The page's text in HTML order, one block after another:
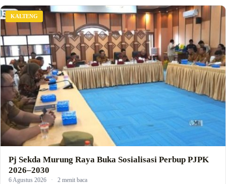
KALTENG
Pj Sekda Murung Raya Buka Sosialisasi Perbup PJPK
2026–2030
6 Agustus 2026 · 2 menit baca